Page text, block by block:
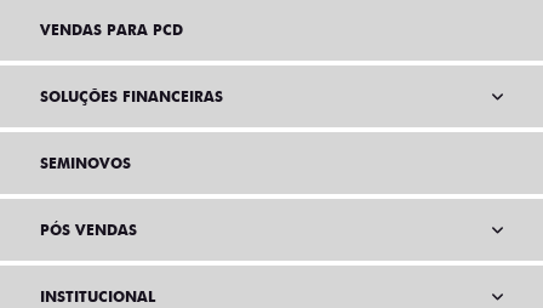
VENDAS PARA PCD
SOLUÇÕES FINANCEIRAS
SEMINOVOS
PÓS VENDAS
INSTITUCIONAL